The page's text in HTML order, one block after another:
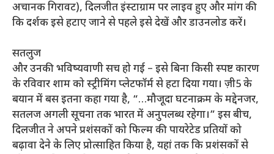
अचानक गिरावट), दिलजीत इंस्टाग्राम पर लाइव हुए और मांग की
कि दर्शक इसे हटाए जाने से पहले इसे देखें और डाउनलोड करें।
सतलुज
और उनकी भविष्यवाणी सच हो गई – इसे बिना किसी स्पष्ट कारण
के रविवार शाम को स्ट्रीमिंग प्लेटफॉर्म से हटा दिया गया। ज़ी5 के
बयान में बस इतना कहा गया है, “…मौजूदा घटनाक्रम के मद्देनजर,
सतलज अगली सूचना तक भारत में अनुपलब्ध रहेगा।” इस बीच,
दिलजीत ने अपने प्रशंसकों को फिल्म की पायरेटेड प्रतियों को
बढ़ावा देने के लिए प्रोत्साहित किया है, यहां तक ​​कि प्रशंसकों से